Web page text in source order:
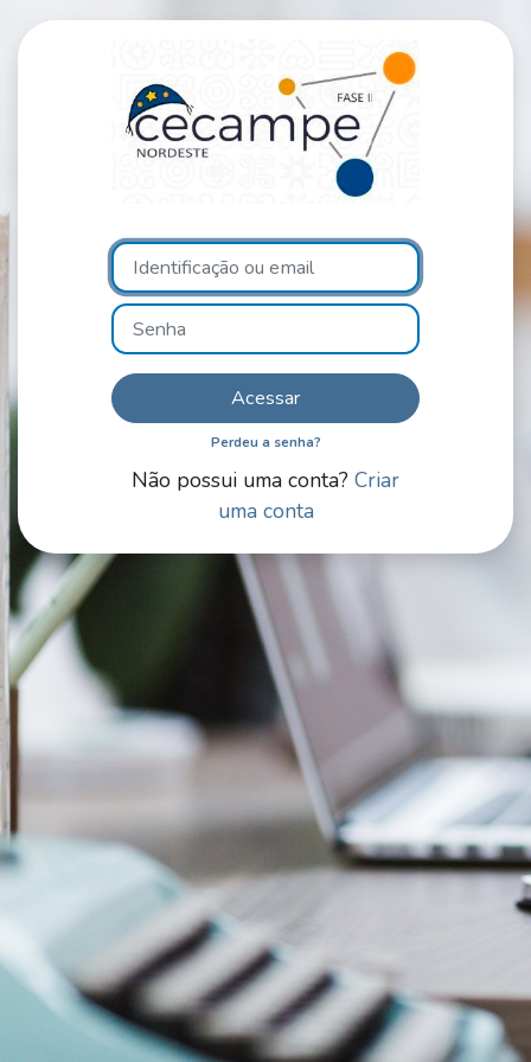
Ir para o conteúdo principal
Acesso a FNDE | UFPB |
Avançar para criar nova conta
Identificação ou email
Senha
Acessar
Perdeu a senha?
Não possui uma conta? Criar
uma conta